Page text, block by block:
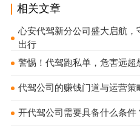
相关文章
心安代驾新分公司盛大启航，
出行
警惕！代驾跑私单，危害远超
代驾公司的赚钱门道与运营策
开代驾公司需要具备什么条件